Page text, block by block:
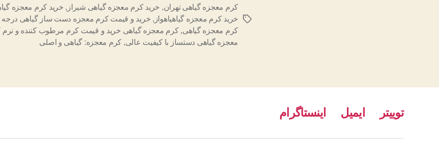
برچسب‌ها
کرم معجزه گیاهی تهران, خرید کرم معجزه گیاهی شیراز , خرید کرم معجزه
خرید کرم معجزه گیاهیاهواز , خرید و قیمت کرم معجزه دست ساز گیاهی درجه
کرم معجزه گیاهی,کرم معجزه گیاهی خرید و قیمت کرم مرطوب کننده و نرم
معجزه گیاهی دستساز با کیفیت عالی, کرم معجزه: گیاهی و اصلی
توییتر ایمیل اینستاگرام